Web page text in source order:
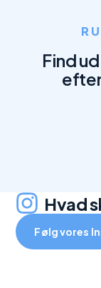
Find
Hvad
Følg vores